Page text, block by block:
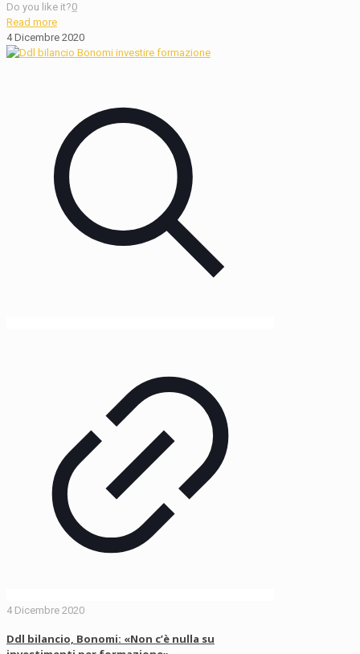
Do you like it?0
Read more
4 Dicembre 2020
4 Dicembre 2020
Ddl bilancio, Bonomi: «Non c’è nulla su